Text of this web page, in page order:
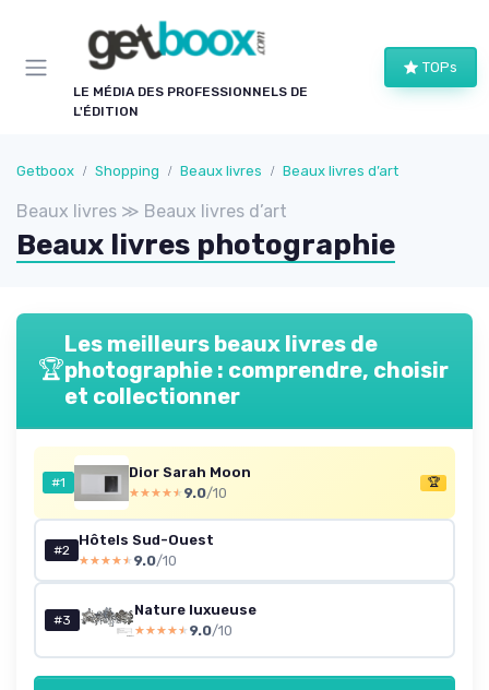
LE MÉDIA DES PROFESSIONNELS DE
L'ÉDITION
TOPs
Getboox Shopping Beaux livres Beaux livres d’art
Beaux livres ≫ Beaux livres d’art
Beaux livres photographie
🏆
Les meilleurs beaux livres de
photographie : comprendre, choisir
et collectionner
#1
Dior Sarah Moon
★★★★★
★★★★★ 9.0/10
🏆
#2
Hôtels Sud-Ouest
★★★★★
★★★★★ 9.0/10
#3
Nature luxueuse
★★★★★
★★★★★ 9.0/10